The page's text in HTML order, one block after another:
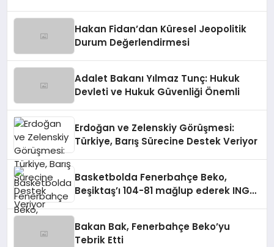
Hakan Fidan’dan Küresel Jeopolitik
Durum Değerlendirmesi
Adalet Bakanı Yılmaz Tunç: Hukuk
Devleti ve Hukuk Güvenliği Önemli
Erdoğan ve Zelenskiy Görüşmesi:
Türkiye, Barış Sürecine Destek Veriyor
Basketbolda Fenerbahçe Beko,
Beşiktaş’ı 104-81 mağlup ederek ING
Bakan Bak, Fenerbahçe Beko’yu
Tebrik Etti